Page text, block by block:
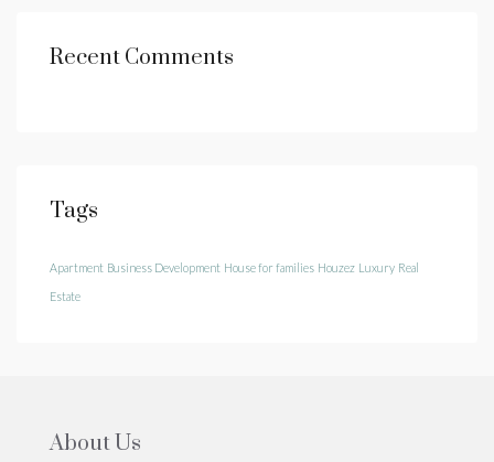
Recent Comments
Tags
Apartment Business Development House for families Houzez Luxury Real
Estate
About Us